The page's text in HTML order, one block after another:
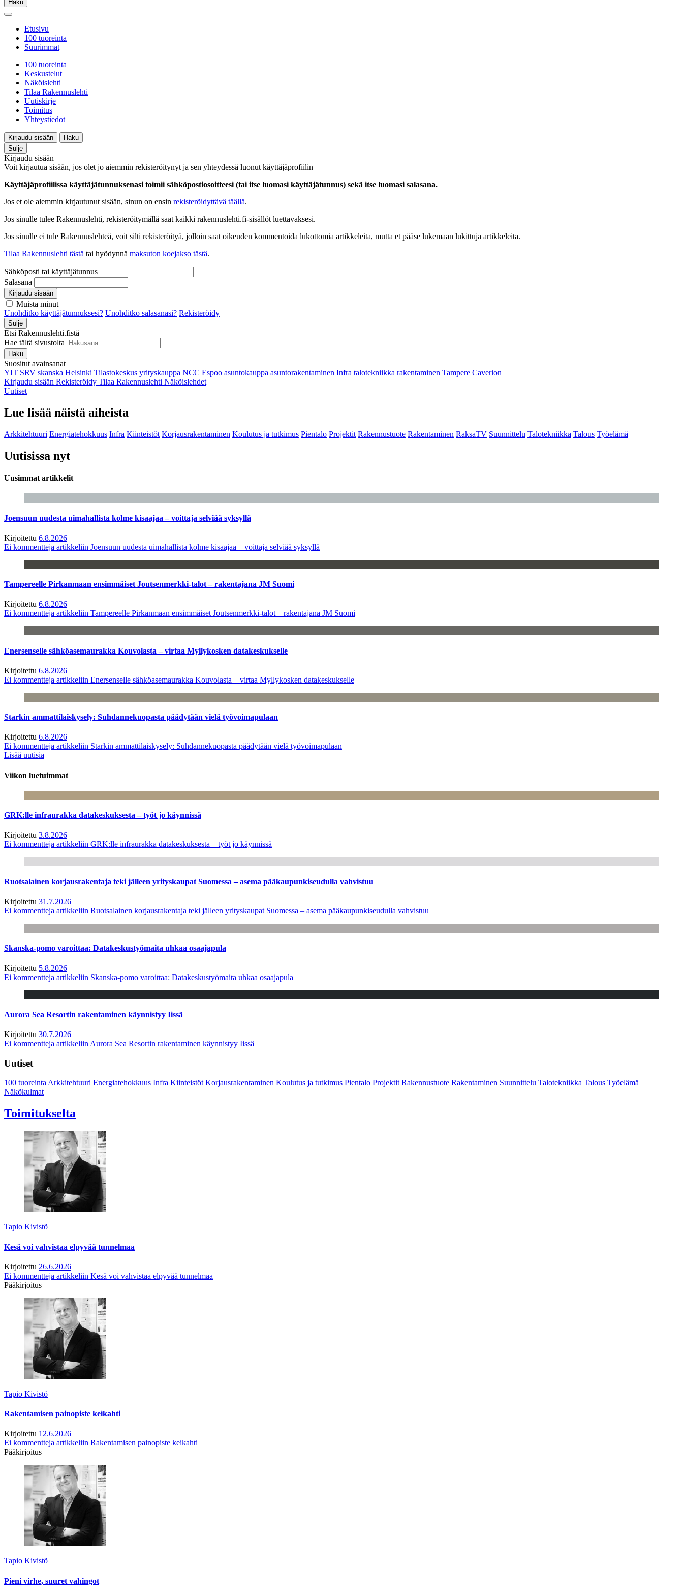
Haku
Etusivu
100 tuoreinta
Suurimmat
100 tuoreinta
Keskustelut
Näköislehti
Tilaa Rakennuslehti
Uutiskirje
Toimitus
Yhteystiedot
Kirjaudu sisään
Haku
Sulje
Kirjaudu sisään
Voit kirjautua sisään, jos olet jo aiemmin rekisteröitynyt ja sen yhteydessä luonut käyttäjäprofiilin
Käyttäjäprofiilissa käyttäjätunnuksenasi toimii sähköpostiosoitteesi (tai itse luomasi käyttäjätunnus) sekä itse luomasi salasana.
Jos et ole aiemmin kirjautunut sisään, sinun on ensin rekisteröidyttävä täällä.
Jos sinulle tulee Rakennuslehti, rekisteröitymällä saat kaikki rakennuslehti.fi-sisällöt luettavaksesi.
Jos sinulle ei tule Rakennuslehteä, voit silti rekisteröityä, jolloin saat oikeuden kommentoida lukottomia artikkeleita, mutta et pääse lukemaan lukittuja artikkeleita.
Tilaa Rakennuslehti tästä tai hyödynnä maksuton koejakso tästä.
Sähköposti tai käyttäjätunnus
Salasana
Kirjaudu sisään
Muista minut
Unohditko käyttäjätunnuksesi? Unohditko salasanasi? Rekisteröidy
Sulje
Etsi Rakennuslehti.fistä
Hae tältä sivustolta
Haku
Suositut avainsanat
YIT SRV skanska Helsinki Tilastokeskus yrityskauppa NCC Espoo asuntokauppa asuntorakentaminen Infra talotekniikka rakentaminen Tampere Caverion
Kirjaudu sisään Rekisteröidy Tilaa Rakennuslehti Näköislehdet
Uutiset
Lue lisää näistä aiheista
Arkkitehtuuri Energiatehokkuus Infra Kiinteistöt Korjausrakentaminen Koulutus ja tutkimus Pientalo Projektit Rakennustuote Rakentaminen RaksaTV Suunnittelu Talotekniikka Talous Työelämä
Uutisissa nyt
Uusimmat artikkelit
Joensuun uudesta uimahallista kolme kisaajaa – voittaja selviää syksyllä
Kirjoitettu 6.8.2026
Ei kommentteja artikkeliin Joensuun uudesta uimahallista kolme kisaajaa – voittaja selviää syksyllä
Tampereelle Pirkanmaan ensimmäiset Joutsenmerkki-talot – rakentajana JM Suomi
Kirjoitettu 6.8.2026
Ei kommentteja artikkeliin Tampereelle Pirkanmaan ensimmäiset Joutsenmerkki-talot – rakentajana JM Suomi
Enersenselle sähköasemaurakka Kouvolasta – virtaa Myllykosken datakeskukselle
Kirjoitettu 6.8.2026
Ei kommentteja artikkeliin Enersenselle sähköasemaurakka Kouvolasta – virtaa Myllykosken datakeskukselle
Starkin ammattilaiskysely: Suhdannekuopasta päädytään vielä työvoimapulaan
Kirjoitettu 6.8.2026
Ei kommentteja artikkeliin Starkin ammattilaiskysely: Suhdannekuopasta päädytään vielä työvoimapulaan
Lisää uutisia
Viikon luetuimmat
GRK:lle infraurakka datakeskuksesta – työt jo käynnissä
Kirjoitettu 3.8.2026
Ei kommentteja artikkeliin GRK:lle infraurakka datakeskuksesta – työt jo käynnissä
Ruotsalainen korjausrakentaja teki jälleen yrityskaupat Suomessa – asema pääkaupunkiseudulla vahvistuu
Kirjoitettu 31.7.2026
Ei kommentteja artikkeliin Ruotsalainen korjausrakentaja teki jälleen yrityskaupat Suomessa – asema pääkaupunkiseudulla vahvistuu
Skanska-pomo varoittaa: Datakeskustyömaita uhkaa osaajapula
Kirjoitettu 5.8.2026
Ei kommentteja artikkeliin Skanska-pomo varoittaa: Datakeskustyömaita uhkaa osaajapula
Aurora Sea Resortin rakentaminen käynnistyy Iissä
Kirjoitettu 30.7.2026
Ei kommentteja artikkeliin Aurora Sea Resortin rakentaminen käynnistyy Iissä
Uutiset
100 tuoreintaArkkitehtuuri Energiatehokkuus Infra Kiinteistöt Korjausrakentaminen Koulutus ja tutkimus Pientalo Projektit Rakennustuote Rakentaminen Suunnittelu Talotekniikka Talous Työelämä
Näkökulmat
Toimitukselta
Tapio Kivistö
Kesä voi vahvistaa elpyvää tunnelmaa
Kirjoitettu 26.6.2026
Ei kommentteja artikkeliin Kesä voi vahvistaa elpyvää tunnelmaa
Pääkirjoitus
Tapio Kivistö
Rakentamisen painopiste keikahti
Kirjoitettu 12.6.2026
Ei kommentteja artikkeliin Rakentamisen painopiste keikahti
Pääkirjoitus
Tapio Kivistö
Pieni virhe, suuret vahingot